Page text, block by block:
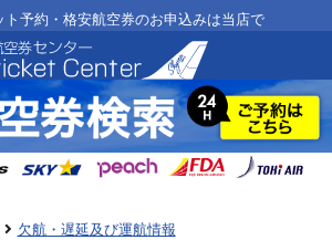
ト予約・格安航空券のお申込みは当店で
欠航・遅延及び運航情報